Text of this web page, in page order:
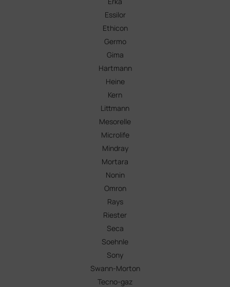
Essilor
Ethicon
Germo
Gima
Hartmann
Heine
Kern
Littmann
Mesorelle
Microlife
Mindray
Mortara
Nonin
Omron
Rays
Riester
Seca
Soehnle
Sony
Swann-Morton
Tecno-gaz